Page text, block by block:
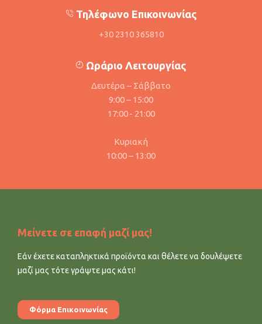
Τηλέφωνο Επικοινωνίας
+30 2310 365810
Ωράριο Λειτουργίας
Δευτέρα – Σάββατο
9:00 – 15:00
17:00 - 21:00
Κυριακή
10:00 – 13:00
Μείνετε σε επαφή μαζί μας!
Εάν έχετε καταπληκτικά προϊόντα και θέλετε να δουλέψετε
μαζί μας τότε γράψτε μας κάτι!
Φόρμα Επικοινωνίας